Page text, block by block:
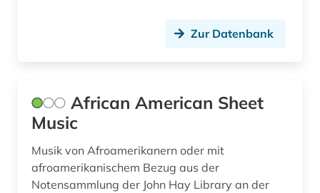
dissertation (3)
drama (3)
Zur Datenbank
African American Sheet
Music
Musik von Afroamerikanern oder mit
afroamerikanischem Bezug aus der
Notensammlung der John Hay Library an der